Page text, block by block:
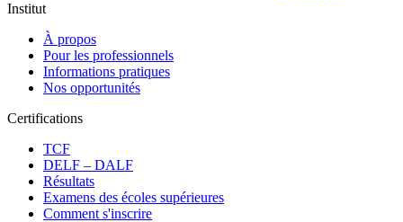
Institut
À propos
Pour les professionnels
Informations pratiques
Nos opportunités
Certifications
TCF
DELF – DALF
Résultats
Examens des écoles supérieures
Comment s'inscrire